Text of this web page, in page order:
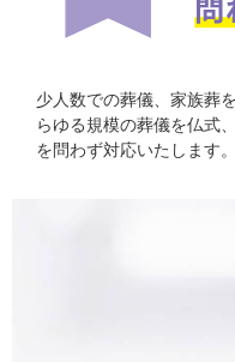
少人数での葬儀、家族葬
らゆる規模の葬儀を仏式
を問わず対応いたします。